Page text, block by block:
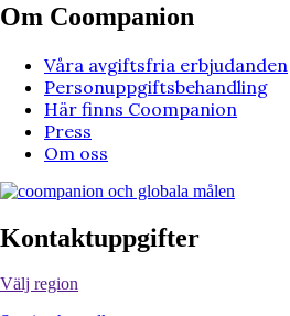
Om Coompanion
Våra avgiftsfria erbjudanden
Personuppgiftsbehandling
Här finns Coompanion
Press
Om oss
Kontaktuppgifter
Välj region